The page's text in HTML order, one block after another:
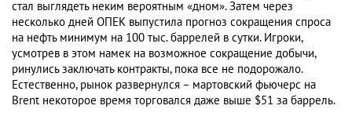
стал выглядеть неким вероятным «дном». Затем через
несколько дней ОПЕК выпустила прогноз сокращения спроса
на нефть минимум на 100 тыс. баррелей в сутки. Игроки,
усмотрев в этом намек на возможное сокращение добычи,
ринулись заключать контракты, пока все не подорожало.
Естественно, рынок развернулся – мартовский фьючерс на
Brent некоторое время торговался даже выше $51 за баррель.